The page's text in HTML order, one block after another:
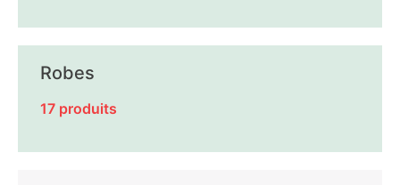
Robes
17 produits